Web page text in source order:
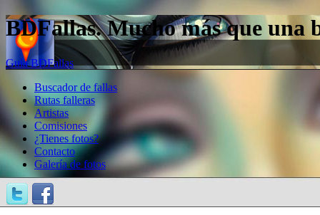
BDFallas. Mucho más que una
Guía BDFallas
Buscador de fallas
Rutas falleras
Artistas
Comisiones
¿Tienes fotos?
Contacto
Galería de fotos